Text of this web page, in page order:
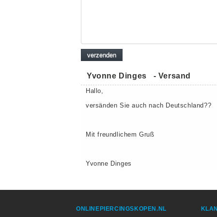
Yvonne Dinges - Versand
Hallo,
versänden Sie auch nach Deutschland??
Mit freundlichem Gruß
Yvonne Dinges
ONLINEPIERCINGSKOPEN.NL